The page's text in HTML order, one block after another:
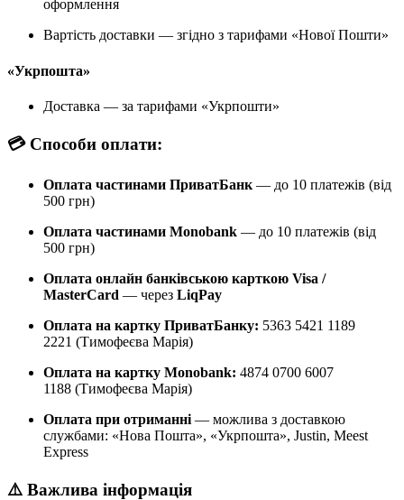
оформлення
Вартість доставки — згідно з тарифами «Нової Пошти»
«Укрпошта»
Доставка — за тарифами «Укрпошти»
💳 Способи оплати:
Оплата частинами ПриватБанк — до 10 платежів (від
500 грн)
Оплата частинами Monobank — до 10 платежів (від
500 грн)
Оплата онлайн банківською карткою Visa /
MasterCard — через LiqPay
Оплата на картку ПриватБанку: 5363 5421 1189
2221 (Тимофеєва Марія)
Оплата на картку Monobank: 4874 0700 6007
1188 (Тимофеєва Марія)
Оплата при отриманні — можлива з доставкою
службами: «Нова Пошта», «Укрпошта», Justin, Meest
Express
⚠️ Важлива інформація